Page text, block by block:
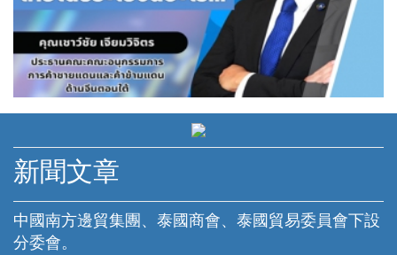
新聞文章
中國南方邊貿集團、泰國商會、泰國貿易委員會下設
分委會。